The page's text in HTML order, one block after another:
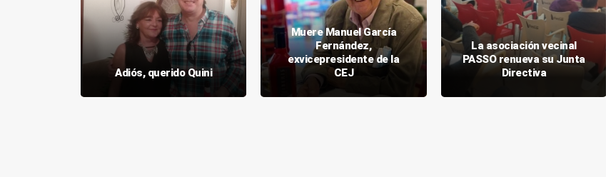
Adiós, querido Quini
Muere Manuel García
Fernández,
exvicepresidente de la
CEJ
La asociación vecinal
PASSO renueva su Junta
Directiva